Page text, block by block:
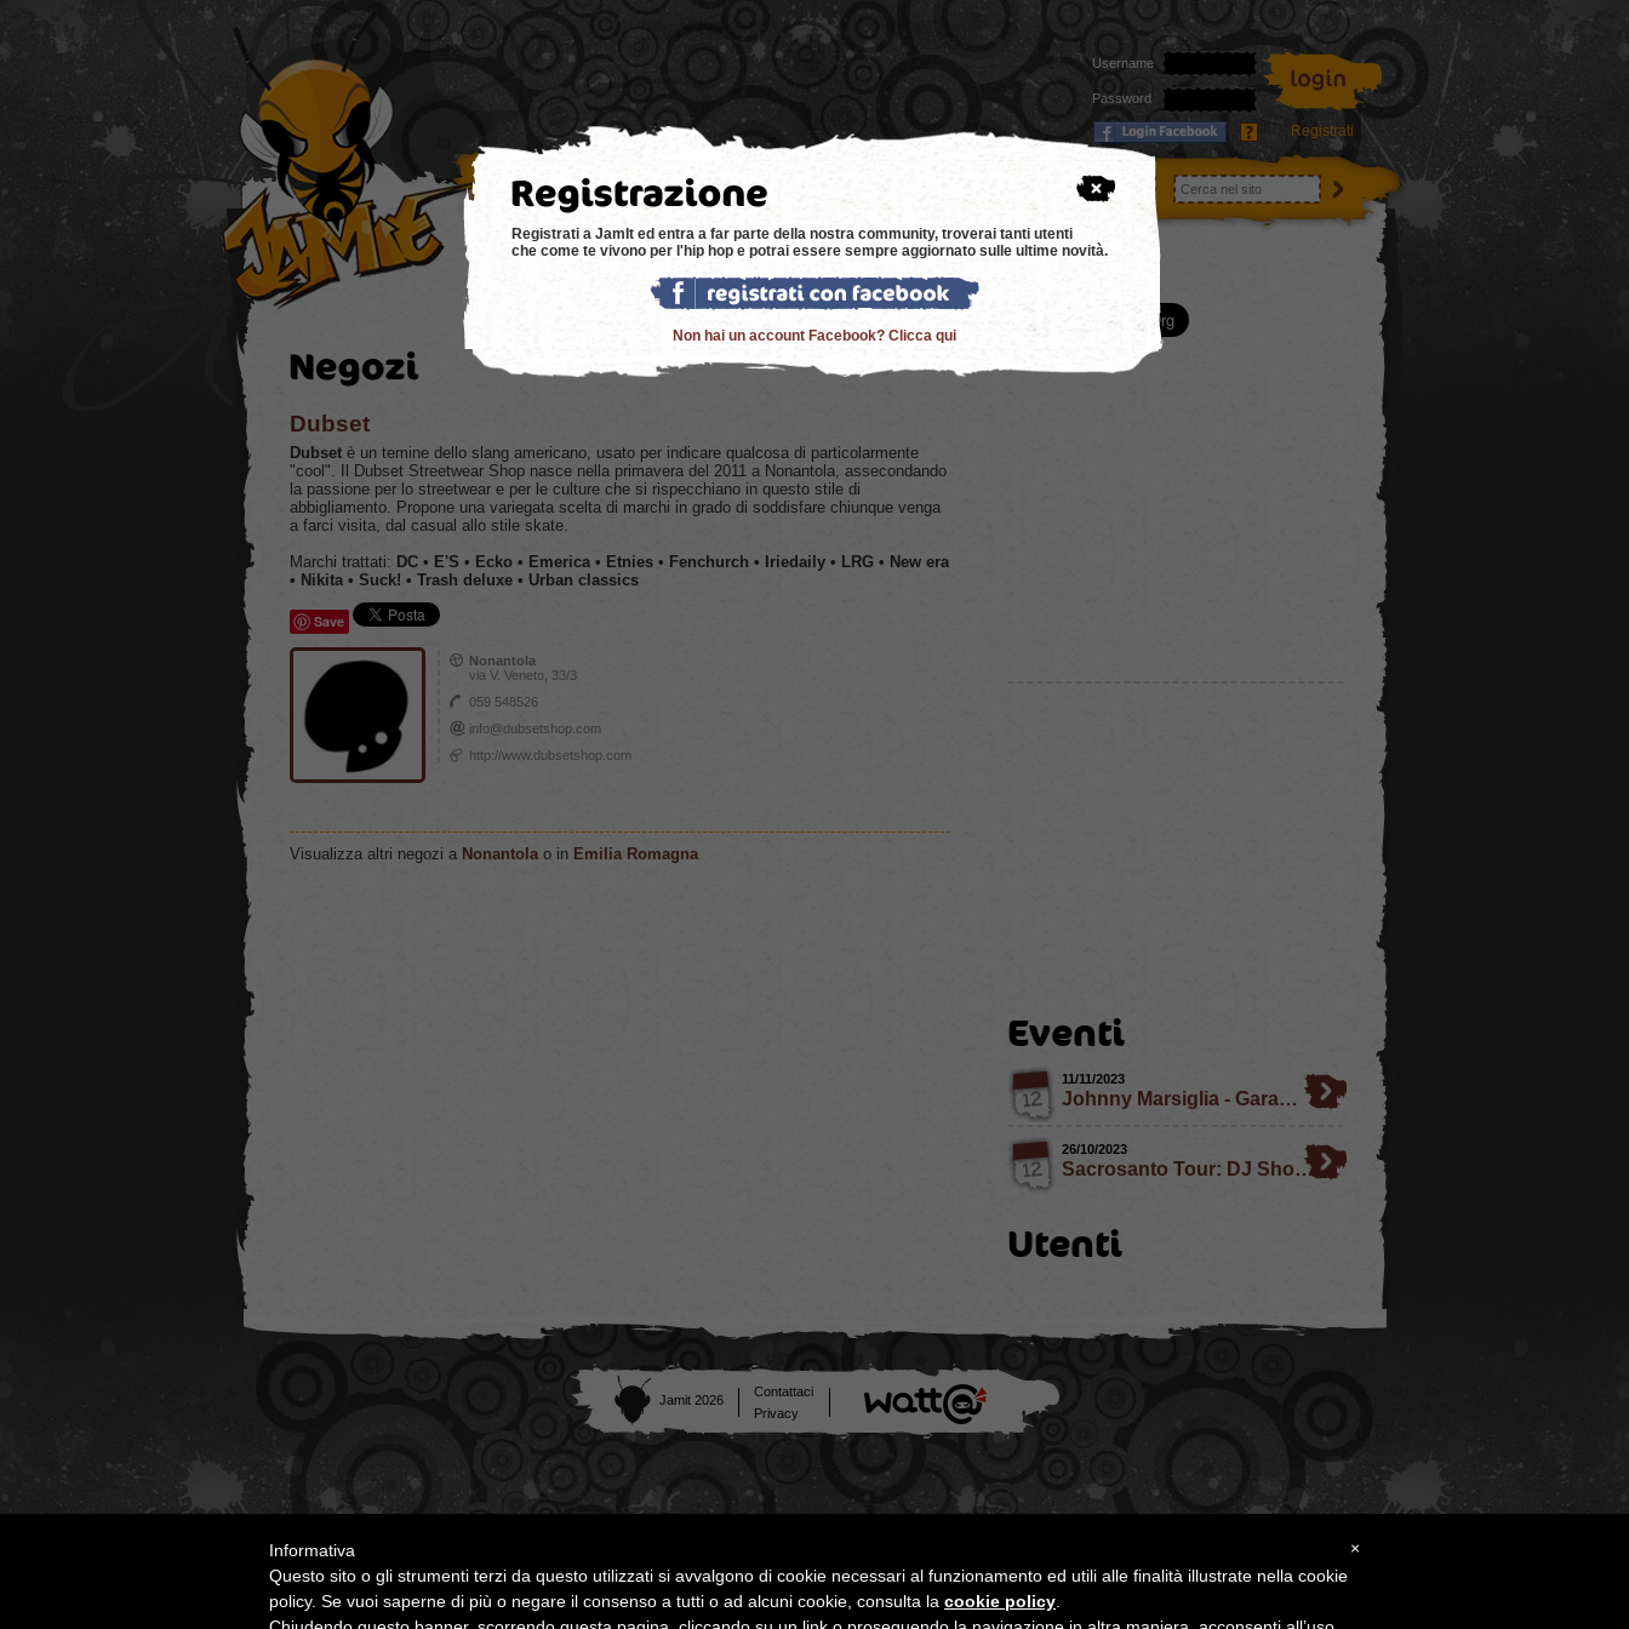
Username
Password
Registrati
home news negozi eventi utenti
Dubset
Dubset è un temine dello slang americano, usato per indicare qualcosa di particolarmente
"cool". Il Dubset Streetwear Shop nasce nella primavera del 2011 a Nonantola, assecondando
la passione per lo streetwear e per le culture che si rispecchiano in questo stile di
abbigliamento. Propone una variegata scelta di marchi in grado di soddisfare chiunque venga
a farci visita, dal casual allo stile skate.
Marchi trattati: DC • E'S • Ecko • Emerica • Etnies • Fenchurch • Iriedaily • LRG • New era
• Nikita • Suck! • Trash deluxe • Urban classics
Save
Nonantola
via V. Veneto, 33/3
059 548526
info@dubsetshop.com
http://www.dubsetshop.com
Visualizza altri negozi a Nonantolao in Emilia Romagna
Eventi
11/11/2023
Johnny Marsiglia - Gara…
26/10/2023
Sacrosanto Tour: DJ Sho…
Utenti
Jamit 2026
Contattaci
Privacy
Registrati a JamIt ed entra a far parte della nostra community, troverai tanti utenti
che come te vivono per l'hip hop e potrai essere sempre aggiornato sulle ultime novità.
Non hai un account Facebook? Clicca qui
×
Informativa
Questo sito o gli strumenti terzi da questo utilizzati si avvalgono di cookie necessari al funzionamento ed utili alle finalità illustrate nella cookie
policy. Se vuoi saperne di più o negare il consenso a tutti o ad alcuni cookie, consulta la cookie policy